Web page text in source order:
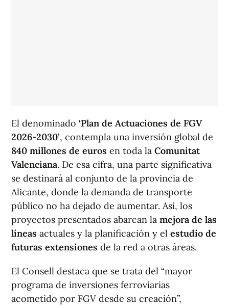
El denominado ‘Plan de Actuaciones de FGV
2026-2030’, contempla una inversión global de
840 millones de euros en toda la Comunitat
Valenciana. De esa cifra, una parte significativa
se destinará al conjunto de la provincia de
Alicante, donde la demanda de transporte
público no ha dejado de aumentar. Así, los
proyectos presentados abarcan la mejora de las
líneas actuales y la planificación y el estudio de
futuras extensiones de la red a otras áreas.
El Consell destaca que se trata del “mayor
programa de inversiones ferroviarias
acometido por FGV desde su creación”,